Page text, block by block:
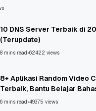
10 DNS Server Terbaik di
(Terupdate)
8 mins read•62422 views
8+ Aplikasi Random Video
Terbaik, Bantu Belajar
Asing!
6 mins read•49375 views